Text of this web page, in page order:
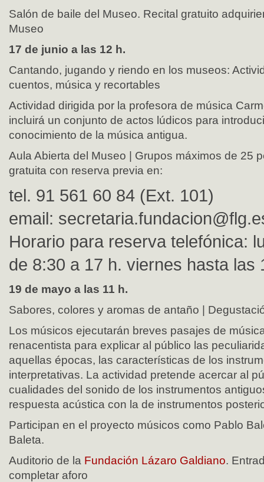
Salón de baile del Museo. Recital gratuito
Museo
17 de junio a las 12 h.
Cantando, jugando y riendo en los museos:
cuentos, música y recortables
Actividad dirigida por la profesora de música
incluirá un conjunto de actos lúdicos para
conocimiento de la música antigua.
Aula Abierta del Museo | Grupos máximos de 25
gratuita con reserva previa en:
tel. 91 561 60 84 (Ext. 101)
email:
Horario para reserva telefónica:
de 8:30 a 17 h. viernes hasta las
19 de mayo a las 11 h.
Sabores, colores y aromas de antaño |
Los músicos ejecutarán breves pasajes de
renacentista para explicar al público las
aquellas épocas, las características de los
interpretativas. La actividad pretende acercar al
cualidades del sonido de los instrumentos
respuesta acústica con la de instrumentos
Participan en el proyecto músicos como Pablo
Baleta.
Auditorio de la Fundación Lázaro Galdiano.
completar aforo